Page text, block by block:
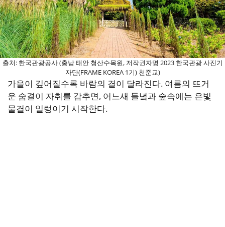
출처: 한국관광공사 (충남 태안 청산수목원, 저작권자명 2023 한국관광 사진기
자단(FRAME KOREA 1기) 천준교)
가을이 깊어질수록 바람의 결이 달라진다. 여름의 뜨거
운 숨결이 자취를 감추면, 어느새 들녘과 숲속에는 은빛
물결이 일렁이기 시작한다.